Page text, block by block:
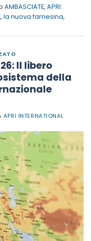
AMBASCIATE, APRI
, la nuova farnesina,
Il libero
della
APRI INTERNATIONAL